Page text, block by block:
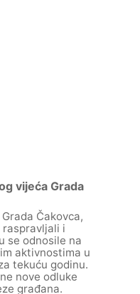
vijeća Grada
Čakovca,
raspravljali i
se odnosile na
aktivnostima u
tekuću godinu.
nove odluke
građana.